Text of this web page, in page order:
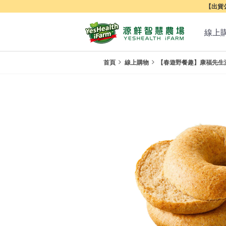
【出
線上
首頁 線上購物 【春遊野餐趣】康福先